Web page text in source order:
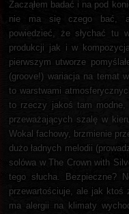
Zacząłem badać i na pod
nie ma się czego bać,
powiedzieć, że słychać tu
produkcji jak i w
pierwszym utworze
(groove!) wariacja na temat
to warstwami
to rzeczy jakoś tam
przeważających szalę w
Wokal fachowy, brzmienie
dużo ładnych melodii
solówa w The Crown with
tego słucha. Bezpieczne?
przewartościuje, ale jak ktoś
ma alergii na klimaty